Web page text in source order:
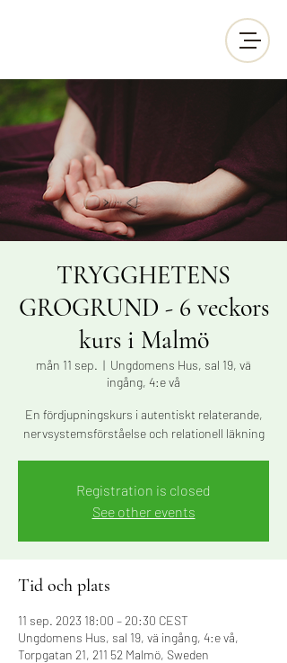
TRYGGHETENS
GROGRUND - 6 veckors
kurs i Malmö
mån 11 sep.
  |
Ungdomens Hus, sal 19, vä
ingång, 4:e vå
En fördjupningskurs i autentiskt relaterande,
nervsystemsförståelse och relationell läkning
Registration is closed
See other events
Tid och plats
11 sep. 2023 18:00 – 20:30 CEST
Ungdomens Hus, sal 19, vä ingång, 4:e vå,
Torpgatan 21, 211 52 Malmö, Sweden